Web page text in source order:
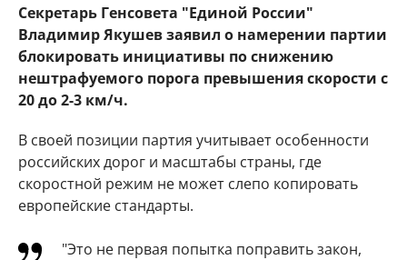
Секретарь Генсовета "Единой России"
Владимир Якушев заявил о намерении партии
блокировать инициативы по снижению
нештрафуемого порога превышения скорости с
20 до 2-3 км/ч.
В своей позиции партия учитывает особенности
российских дорог и масштабы страны, где
скоростной режим не может слепо копировать
европейские стандарты.
"Это не первая попытка поправить закон,